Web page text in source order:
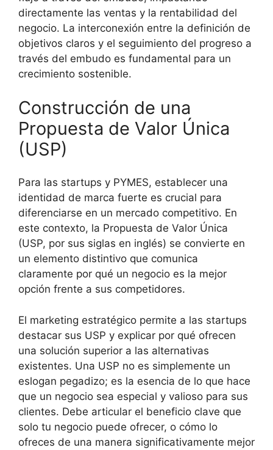
directamente las ventas y la rentabilidad del
negocio. La interconexión entre la definición de
objetivos claros y el seguimiento del progreso a
través del embudo es fundamental para un
crecimiento sostenible.
Construcción de una
Propuesta de Valor Única
(USP)
Para las startups y PYMES, establecer una
identidad de marca fuerte es crucial para
diferenciarse en un mercado competitivo. En
este contexto, la Propuesta de Valor Única
(USP, por sus siglas en inglés) se convierte en
un elemento distintivo que comunica
claramente por qué un negocio es la mejor
opción frente a sus competidores.
El marketing estratégico permite a las startups
destacar sus USP y explicar por qué ofrecen
una solución superior a las alternativas
existentes. Una USP no es simplemente un
eslogan pegadizo; es la esencia de lo que hace
que un negocio sea especial y valioso para sus
clientes. Debe articular el beneficio clave que
solo tu negocio puede ofrecer, o cómo lo
ofreces de una manera significativamente mejor